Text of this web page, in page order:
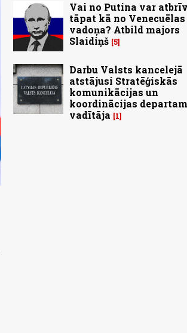
Vai no Putina var
tāpat kā no Venecuēlas
vadoņa? Atbild majors
Slaidiņš 5
Darbu Valsts kancelejā
atstājusi Stratēģiskās
komunikācijas un
koordinācijas
vadītāja
1